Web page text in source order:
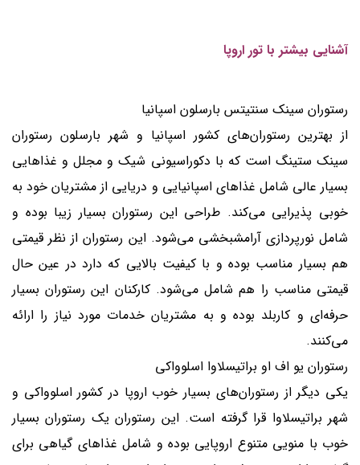
آشنایی بیشتر با تور اروپا
رستوران سینک سنتیتس بارسلون اسپانیا
از بهترین رستوران‌های کشور اسپانیا و شهر بارسلون رستوران
سینک ستینگ است که با دکوراسیونی شیک و مجلل و غذاهایی
بسیار عالی شامل غذاهای اسپانیایی و دریایی از مشتریان خود به
خوبی پذیرایی می‌کند. طراحی این رستوران بسیار زیبا بوده و
شامل نورپردازی آرامشبخشی می‌شود. این رستوران از نظر قیمتی
هم بسیار مناسب بوده و با کیفیت بالایی که دارد در عین حال
قیمتی مناسب را هم شامل می‌شود. کارکنان این رستوران بسیار
حرفه‌ای و کاربلد بوده و به مشتریان خدمات مورد نیاز را ارائه
می‌کنند.
رستوران یو اف او براتیسلاوا اسلوواکی
یکی دیگر از رستوران‌های بسیار خوب اروپا در کشور اسلوواکی و
شهر براتیسلاوا قرا گرفته است. این رستوران یک رستوران بسیار
خوب با منویی متنوع اروپایی بوده و شامل غذاهای گیاهی برای